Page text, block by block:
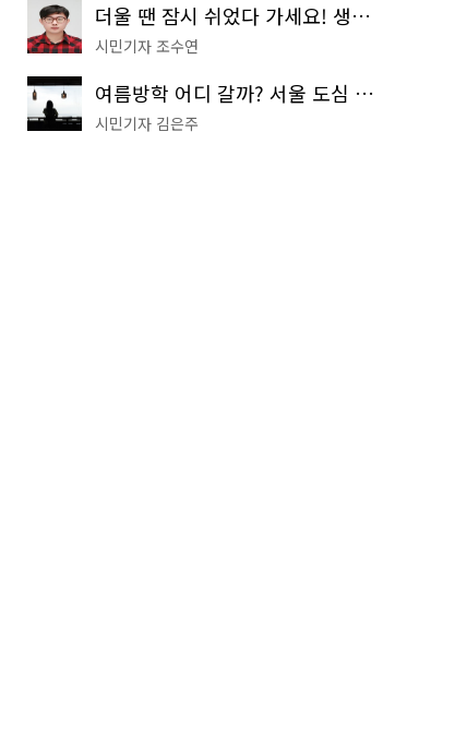
더울 땐 잠시 쉬었다 가세요! 생수 냉장고부터 해피소·무더위쉼터까지
시민기자 조수연
여름방학 어디 갈까? 서울 도심 무료 실내 여행 코스 추천
시민기자 김은주